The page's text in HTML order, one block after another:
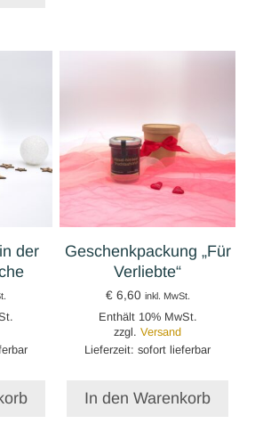
der
Geschenkpackung „Für
Verliebte“
€6,60 inkl. MwSt.
Enthält 10% MwSt.
zzgl.Versand
Lieferzeit: sofort lieferbar
In den Warenkorb